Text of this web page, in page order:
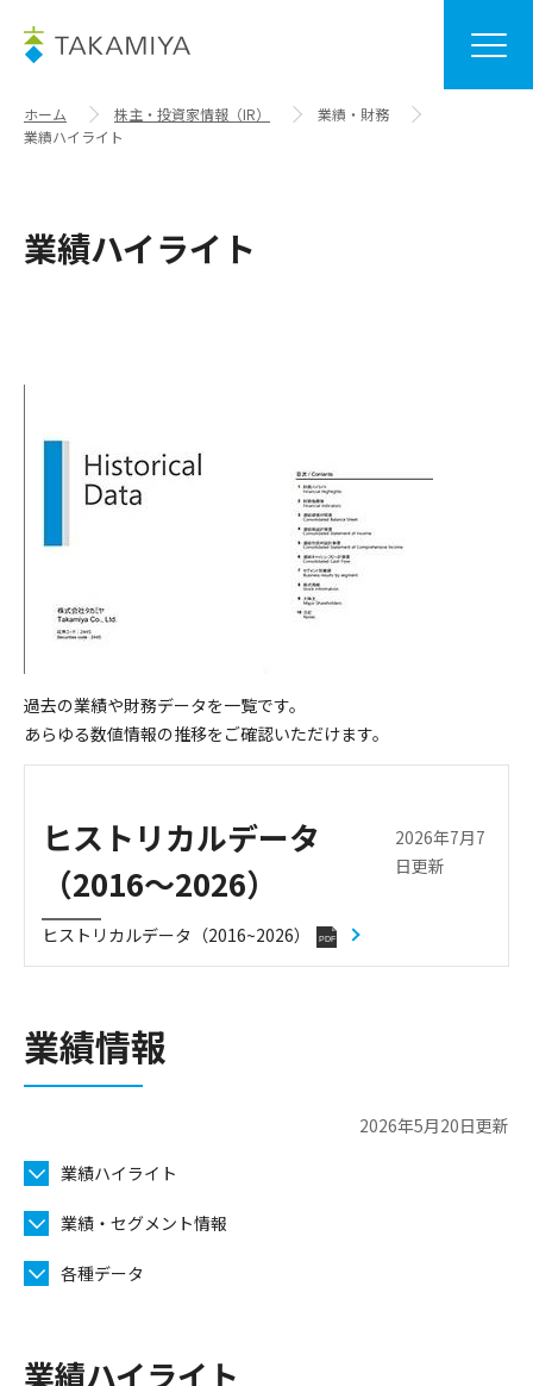
ホーム 株主・投資家情報（IR）
業績・財務
業績ハイライト
業績ハイライト
過去の業績や財務データを一覧です。
あらゆる数値情報の推移をご確認いただけます。
ヒストリカルデータ
（2016～2026）
2026年7月7
日更新
ヒストリカルデータ（2016~2026） PDF
業績情報
2026年5月20日更新
業績ハイライト
業績・セグメント情報
各種データ
業績ハイライト